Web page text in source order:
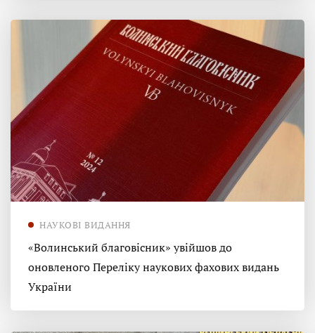
НАУКОВІ ВИДАННЯ
«Волинський благовісник» увійшов до
оновленого Переліку наукових фахових видань
України